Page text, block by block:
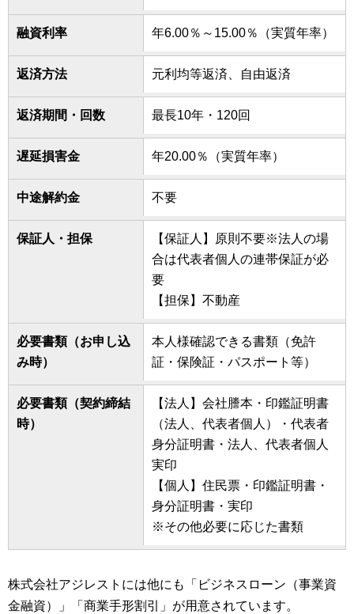
融資利率 年6.00％～15.00％（実質年率）
返済方法 元利均等返済、自由返済
返済期間・回数 最長10年・120回
遅延損害金 年20.00％（実質年率）
中途解約金 不要
保証人・担保
【保証人】原則不要※法人の場
合は代表者個人の連帯保証が必
要
【担保】不動産
必要書類（お申し込
み時）
本人様確認できる書類（免許
証・保険証・パスポート等）
必要書類（契約締結
時）
【法人】会社謄本・印鑑証明書
（法人、代表者個人）・代表者
身分証明書・法人、代表者個人
実印
【個人】住民票・印鑑証明書・
身分証明書・実印
※その他必要に応じた書類
株式会社アジレストには他にも「ビジネスローン（事業資
金融資）」「商業手形割引」が用意されています。